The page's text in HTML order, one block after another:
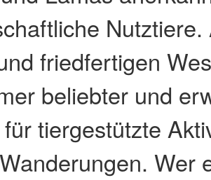
friedfertigen
beliebter und
tiergestützte
Wer